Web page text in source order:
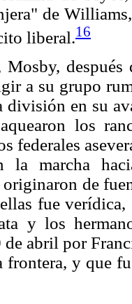
de
liberal.16
después
a su grupo
división en su
los
federales
la marcha
originaron de
fue
y los
de abril por
frontera, y que